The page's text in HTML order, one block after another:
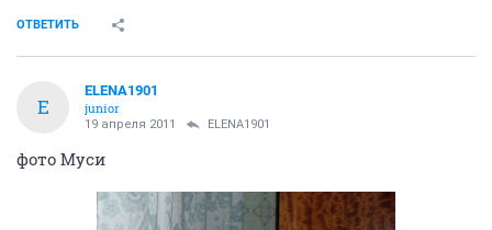
ОТВЕТИТЬ
E
ELENA1901
junior
19 апреля 2011 ELENA1901
фото Муси